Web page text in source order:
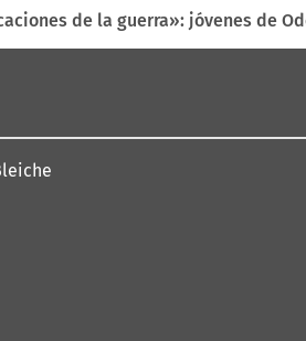
de la guerra»: jóvenes de